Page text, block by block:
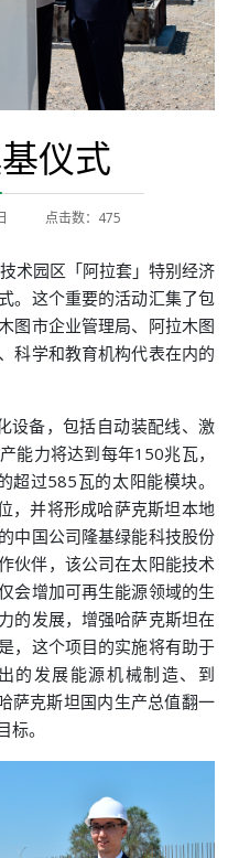
仪式
点击数：475
术园区「阿拉套」特别经济
。这个重要的活动汇集了包
图市企业管理局、阿拉木图
科学和教育机构代表在内的
设备，包括自动装配线、激
能力将达到每年150兆瓦，
超过585瓦的太阳能模块。
，并将形成哈萨克斯坦本地
中国公司隆基绿能科技股份
伙伴，该公司在太阳能技术
会增加可再生能源领域的生
的发展，增强哈萨克斯坦在
，这个项目的实施将有助于
的发展能源机械制造、到
萨克斯坦国内生产总值翻一
。